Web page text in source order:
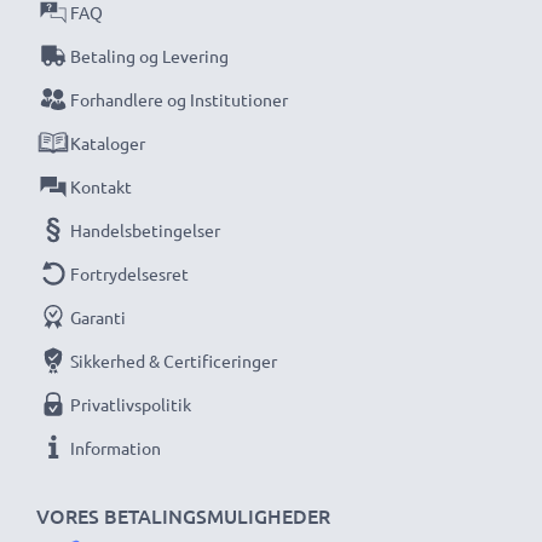
Vi har siden 2004 ageret som international
specialforhandler og vi ved, hvad det kommer an på
garanti på 36 måneder!
VORES BETALINGSMULIGHEDER
FAQ
Betaling og Levering
Forhandlere og Institutioner
Kataloger
Kontakt
Handelsbetingelser
Fortrydelsesret
Garanti
Sikkerhed & Certificeringer
Privatlivspolitik
Information